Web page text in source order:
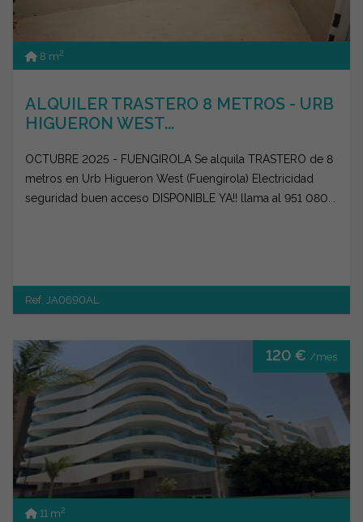
8 m2
ALQUILER TRASTERO 8 METROS - URB
HIGUERON WEST...
OCTUBRE 2025 - FUENGIROLA Se alquila TRASTERO de 8
metros en Urb Higueron West (Fuengirola) Electricidad
seguridad buen acceso DISPONIBLE YA!! llama al 951 080...
Ref. JA0690AL
120 € /mes
11 m2